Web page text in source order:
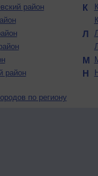
район
район
К
Л
М
Н
по региону